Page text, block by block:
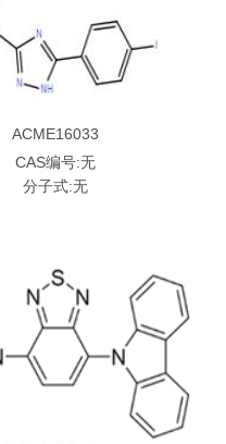
ACME16033
CAS编号:无
分子式:无